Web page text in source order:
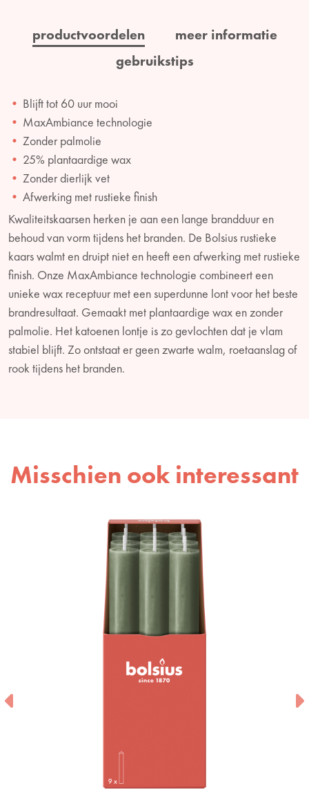
productvoordelen
meer informatie
gebruikstips
Blijft tot 60 uur mooi
MaxAmbiance technologie
Zonder palmolie
25% plantaardige wax
Zonder dierlijk vet
Afwerking met rustieke finish
Kwaliteitskaarsen herken je aan een lange brandduur en
behoud van vorm tijdens het branden. De Bolsius rustieke
kaars walmt en druipt niet en heeft een afwerking met rustieke
finish. Onze MaxAmbiance technologie combineert een
unieke wax receptuur met een superdunne lont voor het beste
brandresultaat. Gemaakt met plantaardige wax en zonder
palmolie. Het katoenen lontje is zo gevlochten dat je vlam
stabiel blijft. Zo ontstaat er geen zwarte walm, roetaanslag of
rook tijdens het branden.
Misschien ook interessant